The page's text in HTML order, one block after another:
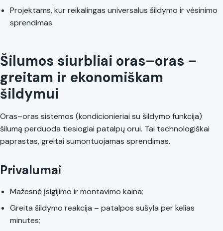
Projektams, kur reikalingas universalus šildymo ir vėsinimo
sprendimas.
Šilumos siurbliai oras–oras –
greitam ir ekonomiškam
šildymui
Oras–oras sistemos (kondicionieriai su šildymo funkcija)
šilumą perduoda tiesiogiai patalpų orui. Tai technologiškai
paprastas, greitai sumontuojamas sprendimas.
Privalumai
Mažesnė įsigijimo ir montavimo kaina;
Greita šildymo reakcija – patalpos sušyla per kelias
minutes;